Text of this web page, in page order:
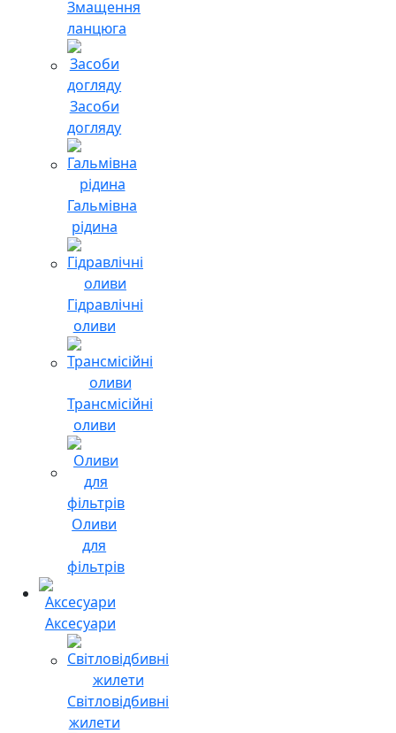
Змащення
ланцюга
Засоби
догляду
Гальмівна
рідина
Гідравлічні
оливи
Трансмісійні
оливи
Оливи
для
фільтрів
Аксесуари
Світловідбивні
жилети